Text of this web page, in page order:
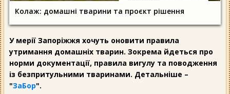
Колаж: домашні тварини та проєкт рішення
У мерії Запоріжжя хочуть оновити правила
утримання домашніх тварин. Зокрема йдеться про
норми документації, правила вигулу та поводження
із безпритульними тваринами. Детальніше –
"ЗаБор".